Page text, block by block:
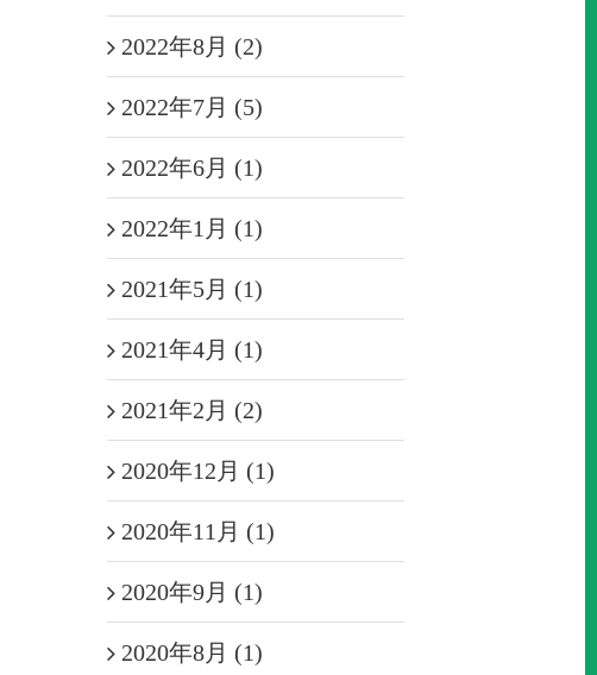
2022年8月 (2)
2022年7月 (5)
2022年6月 (1)
2022年1月 (1)
2021年5月 (1)
2021年4月 (1)
2021年2月 (2)
2020年12月 (1)
2020年11月 (1)
2020年9月 (1)
2020年8月 (1)